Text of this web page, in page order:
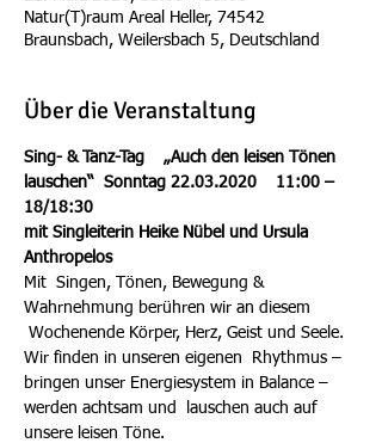
Natur(T)raum Areal Heller, 74542
Braunsbach, Weilersbach 5, Deutschland
Über die Veranstaltung
Sing- & Tanz-Tag    „Auch den leisen Tönen
lauschen“  Sonntag 22.03.2020    11:00 –
18/18:30
mit Singleiterin Heike Nübel und Ursula
Anthropelos
Mit  Singen, Tönen, Bewegung &
Wahrnehmung berühren wir an diesem
Wochenende Körper, Herz, Geist und Seele.
Wir finden in unseren eigenen  Rhythmus –
bringen unser Energiesystem in Balance –
werden achtsam und  lauschen auch auf
unsere leisen Töne.